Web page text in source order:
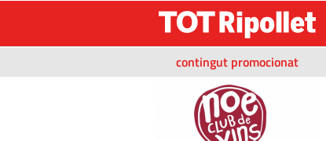
contingut promocionat